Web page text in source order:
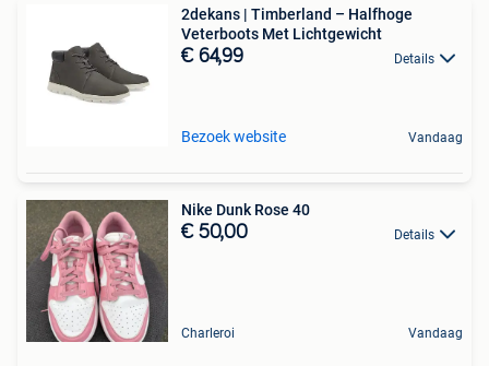
2dekans | Timberland – Halfhoge
Veterboots Met Lichtgewicht
€ 64,99 Details
Bezoek website Vandaag
Nike Dunk Rose 40
€ 50,00 Details
Charleroi Vandaag